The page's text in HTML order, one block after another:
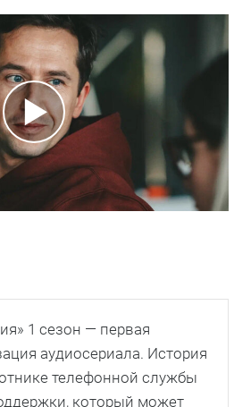
1 сезон — первая
аудиосериала. История
телефонной службы
который может